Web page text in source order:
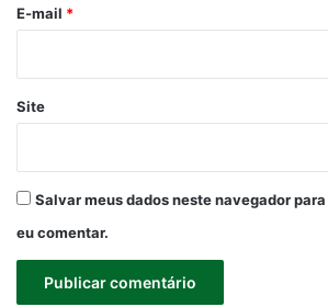
*
E-mail *
Site
Salvar meus dados neste navegador
eu comentar.